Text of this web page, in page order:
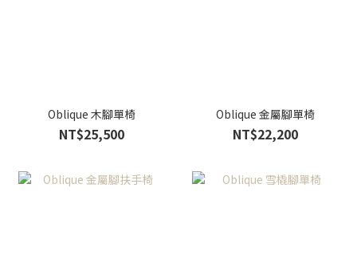
Oblique 木腳單椅
NT$25,500
Oblique 金屬腳單椅
NT$22,200